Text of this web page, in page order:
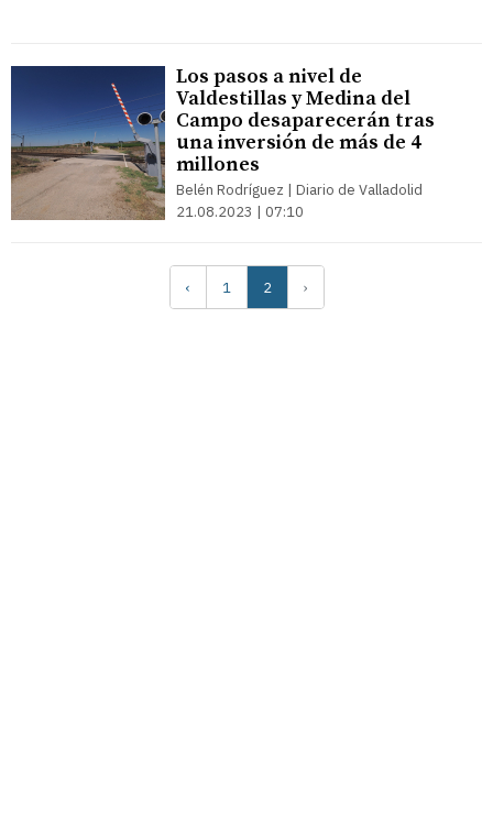
Los pasos a nivel de
Valdestillas y Medina del
Campo desaparecerán tras
una inversión de más de 4
millones
Belén Rodríguez | Diario de Valladolid
21.08.2023 | 07:10
‹ 1 2 ›